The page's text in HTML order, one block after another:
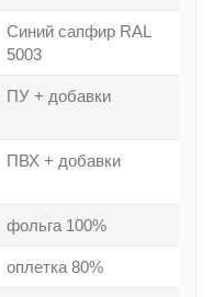
Синий сапфир RAL
5003
ПУ + добавки
ПВХ + добавки
фольга 100%
оплетка 80%